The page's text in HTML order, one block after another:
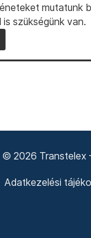
mutatunk
szükségünk van.
© 2026 Transtelex
Adatkezelési